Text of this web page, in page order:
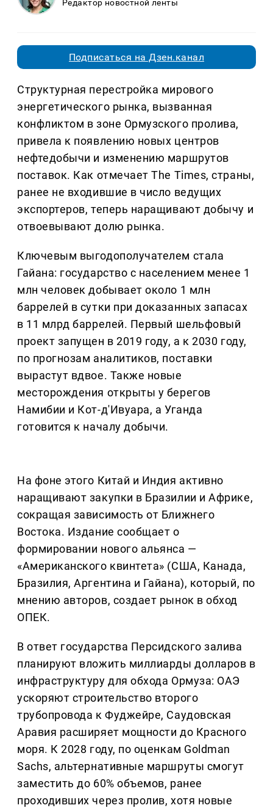
Редактор новостной ленты
Подписаться на Дзен.канал
Структурная перестройка мирового
энергетического рынка, вызванная
конфликтом в зоне Ормузского пролива,
привела к появлению новых центров
нефтедобычи и изменению маршрутов
поставок. Как отмечает The Times, страны,
ранее не входившие в число ведущих
экспортеров, теперь наращивают добычу и
отвоевывают долю рынка.
Ключевым выгодополучателем стала
Гайана: государство с населением менее 1
млн человек добывает около 1 млн
баррелей в сутки при доказанных запасах
в 11 млрд баррелей. Первый шельфовый
проект запущен в 2019 году, а к 2030 году,
по прогнозам аналитиков, поставки
вырастут вдвое. Также новые
месторождения открыты у берегов
Намибии и Кот-д'Ивуара, а Уганда
готовится к началу добычи.
На фоне этого Китай и Индия активно
наращивают закупки в Бразилии и Африке,
сокращая зависимость от Ближнего
Востока. Издание сообщает о
формировании нового альянса —
«Американского квинтета» (США, Канада,
Бразилия, Аргентина и Гайана), который, по
мнению авторов, создает рынок в обход
ОПЕК.
В ответ государства Персидского залива
планируют вложить миллиарды долларов в
инфраструктуру для обхода Ормуза: ОАЭ
ускоряют строительство второго
трубопровода к Фуджейре, Саудовская
Аравия расширяет мощности до Красного
моря. К 2028 году, по оценкам Goldman
Sachs, альтернативные маршруты смогут
заместить до 60% объемов, ранее
проходивших через пролив, хотя новые